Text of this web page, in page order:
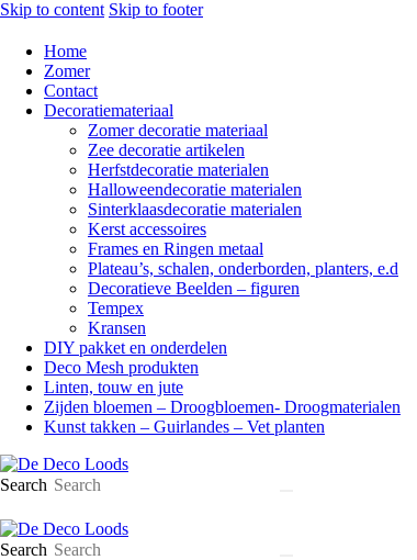
Skip to content Skip to footer
Home
Zomer
Contact
Decoratiemateriaal
Zomer decoratie materiaal
Zee decoratie artikelen
Herfstdecoratie materialen
Halloweendecoratie materialen
Sinterklaasdecoratie materialen
Kerst accessoires
Frames en Ringen metaal
Plateau’s, schalen, onderborden, planters, e.d
Decoratieve Beelden – figuren
Tempex
Kransen
DIY pakket en onderdelen
Deco Mesh produkten
Linten, touw en jute
Zijden bloemen – Droogbloemen- Droogmaterialen
Kunst takken – Guirlandes – Vet planten
Search
Search